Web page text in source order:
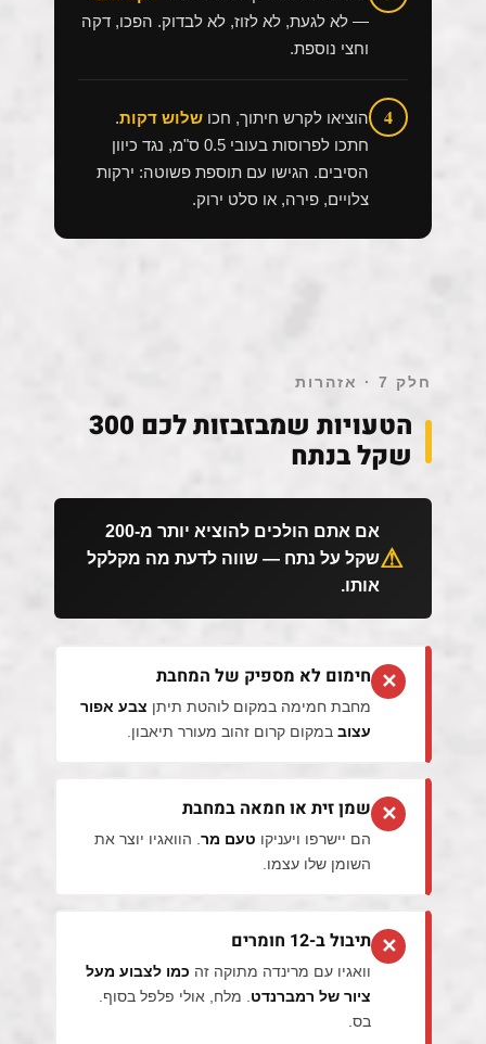
— לא לגעת, לא לזוז, לא לבדוק. הפכו, דקה
וחצי נוספת.
4 הוציאו לקרש חיתוך, חכו שלוש דקות.
חתכו לפרוסות בעובי 0.5 ס"מ, נגד כיוון
הסיבים. הגישו עם תוספת פשוטה: ירקות
צלויים, פירה, או סלט ירוק.
חלק 7 · אזהרות
הטעויות שמבזבזות לכם 300
שקל בנתח
אם אתם הולכים להוציא יותר מ-200
שקל על נתח — שווה לדעת מה מקלקל
אותו.
✕ חימום לא מספיק של המחבת
מחבת חמימה במקום לוהטת תיתן צבע אפור
עצוב במקום קרום זהוב מעורר תיאבון.
✕ שמן זית או חמאה במחבת
הם יישרפו ויעניקו טעם מר . הוואגיו יוצר את
השומן שלו עצמו.
✕ תיבול ב-12 חומרים
וואגיו עם מרינדה מתוקה זה כמו לצבוע מעל
ציור של רמברנדט . מלח, אולי פלפל בסוף.
בס.